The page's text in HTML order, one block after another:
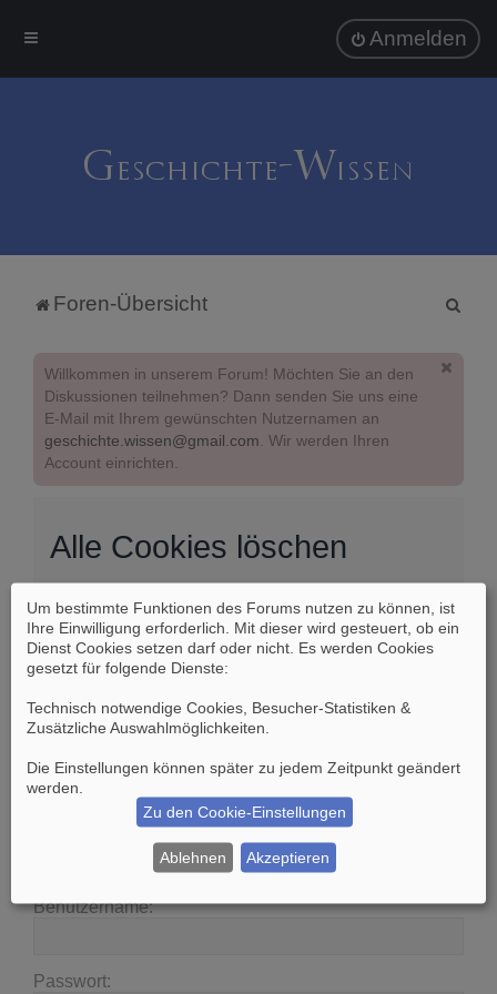
Anmelden
Foren-Übersicht
Willkommen in unserem Forum! Möchten Sie an den
Diskussionen teilnehmen? Dann senden Sie uns eine
E-Mail mit Ihrem gewünschten Nutzernamen an
geschichte.wissen@gmail.com. Wir werden Ihren
Account einrichten.
Alle Cookies löschen
Sind Sie sich sicher, dass Sie alle Cookies des
Boards löschen möchten?
SucheErweiterte Suche
Benutzername:
Passwort:
Um bestimmte Funktionen des Forums nutzen zu können, ist
Ihre Einwilligung erforderlich. Mit dieser wird gesteuert, ob ein
Dienst Cookies setzen darf oder nicht. Es werden Cookies
gesetzt für folgende Dienste:
Technisch notwendige Cookies, Besucher-Statistiken &
Zusätzliche Auswahlmöglichkeiten
Die Einstellungen können später zu jedem Zeitpunkt geändert
werden.
Zu den Cookie-Einstellungen
Ablehnen Akzeptieren